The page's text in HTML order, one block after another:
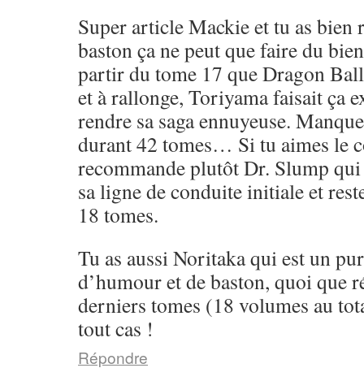
Super article Mackie et tu as bien
baston ça ne peut que faire du
partir du tome 17 que Dragon
et à rallonge, Toriyama faisait ça
rendre sa saga ennuyeuse.
durant 42 tomes… Si tu aimes le
recommande plutôt Dr. Slump qui
sa ligne de conduite initiale et
18 tomes.
Tu as aussi Noritaka qui est un
d’humour et de baston, quoi que
derniers tomes (18 volumes au
tout cas !
Répondre